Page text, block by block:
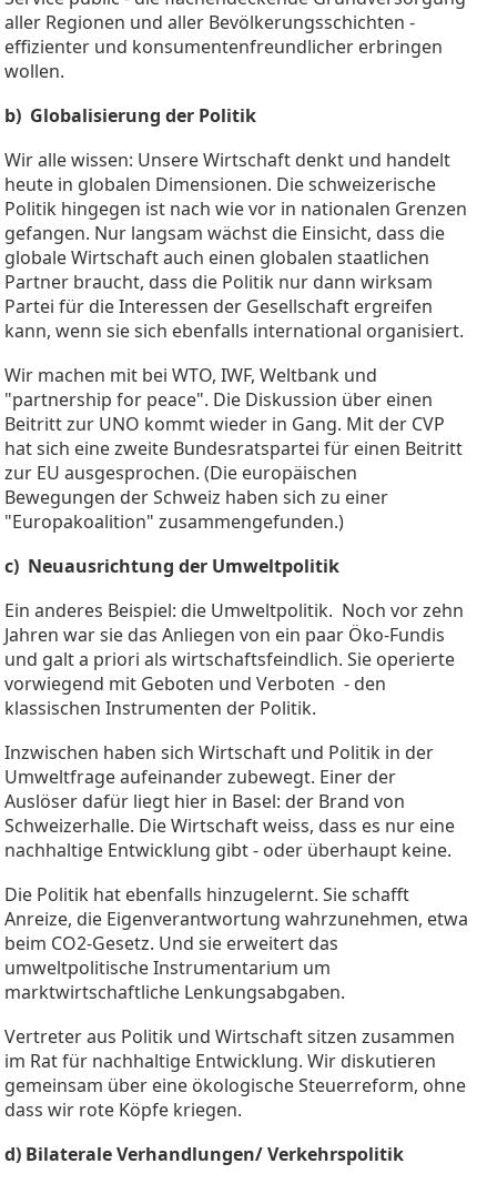
aller Regionen und aller Bevölkerungsschichten -
effizienter und konsumentenfreundlicher erbringen
wollen.
b) Globalisierung der Politik
Wir alle wissen: Unsere Wirtschaft denkt und handelt
heute in globalen Dimensionen. Die schweizerische
Politik hingegen ist nach wie vor in nationalen Grenzen
gefangen. Nur langsam wächst die Einsicht, dass die
globale Wirtschaft auch einen globalen staatlichen
Partner braucht, dass die Politik nur dann wirksam
Partei für die Interessen der Gesellschaft ergreifen
kann, wenn sie sich ebenfalls international organisiert.
Wir machen mit bei WTO, IWF, Weltbank und
"partnership for peace". Die Diskussion über einen
Beitritt zur UNO kommt wieder in Gang. Mit der CVP
hat sich eine zweite Bundesratspartei für einen Beitritt
zur EU ausgesprochen. (Die europäischen
Bewegungen der Schweiz haben sich zu einer
"Europakoalition" zusammengefunden.)
c) Neuausrichtung der Umweltpolitik
Ein anderes Beispiel: die Umweltpolitik. Noch vor zehn
Jahren war sie das Anliegen von ein paar Öko-Fundis
und galt a priori als wirtschaftsfeindlich. Sie operierte
vorwiegend mit Geboten und Verboten - den
klassischen Instrumenten der Politik.
Inzwischen haben sich Wirtschaft und Politik in der
Umweltfrage aufeinander zubewegt. Einer der
Auslöser dafür liegt hier in Basel: der Brand von
Schweizerhalle. Die Wirtschaft weiss, dass es nur eine
nachhaltige Entwicklung gibt - oder überhaupt keine.
Die Politik hat ebenfalls hinzugelernt. Sie schafft
Anreize, die Eigenverantwortung wahrzunehmen, etwa
beim CO2-Gesetz. Und sie erweitert das
umweltpolitische Instrumentarium um
marktwirtschaftliche Lenkungsabgaben.
Vertreter aus Politik und Wirtschaft sitzen zusammen
im Rat für nachhaltige Entwicklung. Wir diskutieren
gemeinsam über eine ökologische Steuerreform, ohne
dass wir rote Köpfe kriegen.
d) Bilaterale Verhandlungen/ Verkehrspolitik